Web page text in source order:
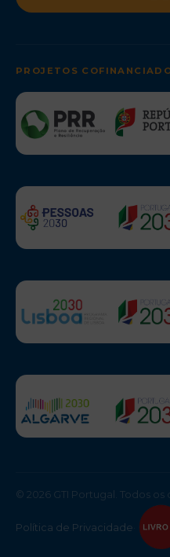
PROJETOS
© 2026 GTI Portugal. Todos
Política de Privacidade